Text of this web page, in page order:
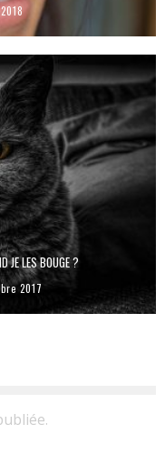
JE LES BOUGE ?
2017